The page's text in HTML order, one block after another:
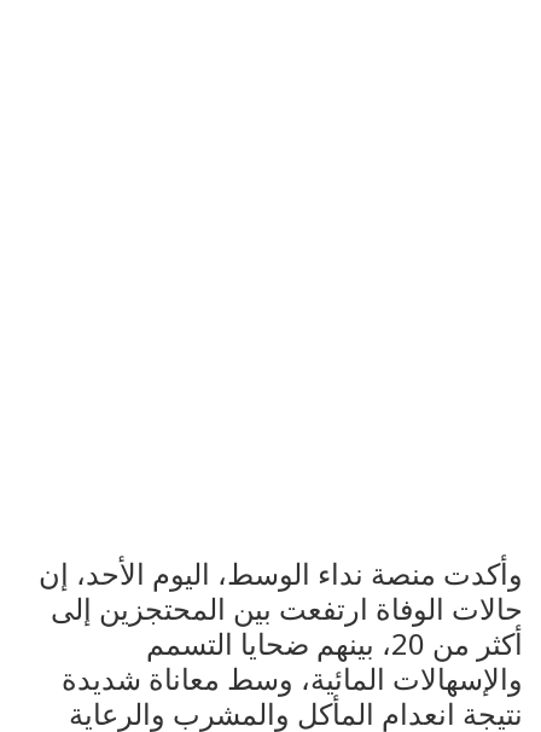
وأكدت منصة نداء الوسط، اليوم الأحد، إن
حالات الوفاة ارتفعت بين المحتجزين إلى
أكثر من 20، بينهم ضحايا التسمم
والإسهالات المائية، وسط معاناة شديدة
نتيجة انعدام المأكل والمشرب والرعاية